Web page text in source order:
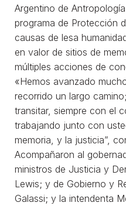
Argentino de
programa de Protección
causas de lesa
en valor de sitios de
múltiples acciones de
«Hemos avanzado
recorrido un largo
transitar, siempre con el
trabajando junto con
memoria, y la justicia”,
Acompañaron al
ministros de Justicia y
Lewis; y de Gobierno y
Galassi; y la intendenta